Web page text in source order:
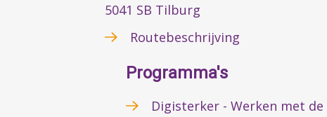
5041 SB Tilburg
Routebeschrijving
Programma's
Digisterker - Werken met